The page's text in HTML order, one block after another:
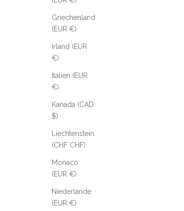
Griechenland
(EUR €)
Irland (EUR
€)
Italien (EUR
€)
Kanada (CAD
$)
Liechtenstein
(CHF CHF)
Monaco
(EUR €)
Niederlande
(EUR €)